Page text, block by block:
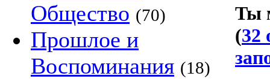
Общество (70)
Прошлое и
Воспоминания (18)
Ты
(32